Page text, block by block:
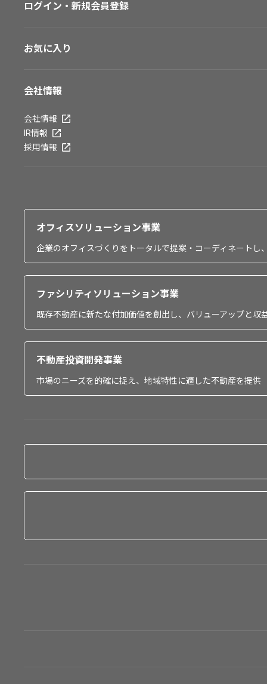
ログイン・新規会員登録
お気に入り
会社情報
会社情報
IR情報
採用情報
オフィスソリューション事業
企業のオフィスづくりをトータルで提案・コーディネート
ファシリティソリューション事業
既存不動産に新たな付加価値を創出し、バリューアップと収
不動産投資開発事業
市場のニーズを的確に捉え、地域特性に適した不動産を提供